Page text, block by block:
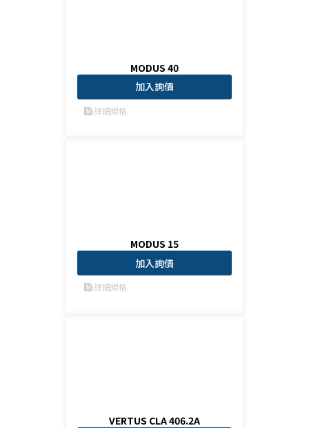
MODUS 40
加入詢價
feed詳細規格
MODUS 15
加入詢價
feed詳細規格
VERTUS CLA 406.2A